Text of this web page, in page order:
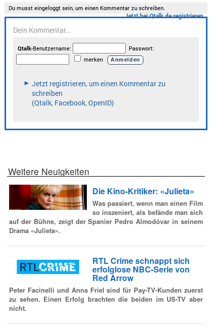
Weitere Neuigkeiten
Die Kino-Kritiker: «Julieta»
Was passiert, wenn man einen Film
so inszeniert, als befände man sich
auf der Bühne, zeigt der Spanier Pedro Almodóvar in seinem
Drama «Julieta».
RTL Crime schnappt sich
erfolglose NBC-Serie von
Red Arrow
Peter Facinelli und Anna Friel sind für Pay-TV-Kunden zuerst
zu sehen. Einen Erfolg brachten die beiden im US-TV aber
nicht.